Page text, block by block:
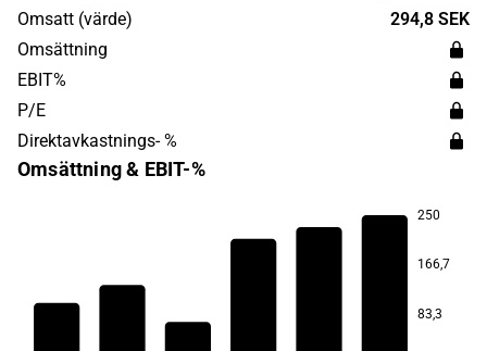
fokuserad mot digitalisering och artificiell intelligens.
Bolaget har sitt huvudkontor i Göteborg.
Omsatt (värde)
294,8 SEK
Omsättning
EBIT%
P/E
Direktavkastnings- %
Omsättning & EBIT-%
250
166,7
83,3